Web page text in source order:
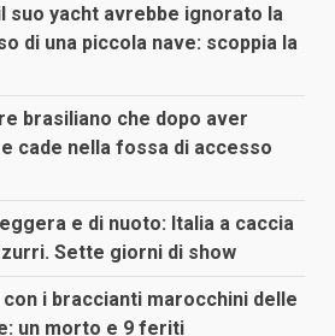
suo yacht avrebbe ignorato la
di una piccola nave: scoppia la
brasiliano che dopo aver
cade nella fossa di accesso
e di nuoto: Italia a caccia
Sette giorni di show
i braccianti marocchini delle
un morto e 9 feriti